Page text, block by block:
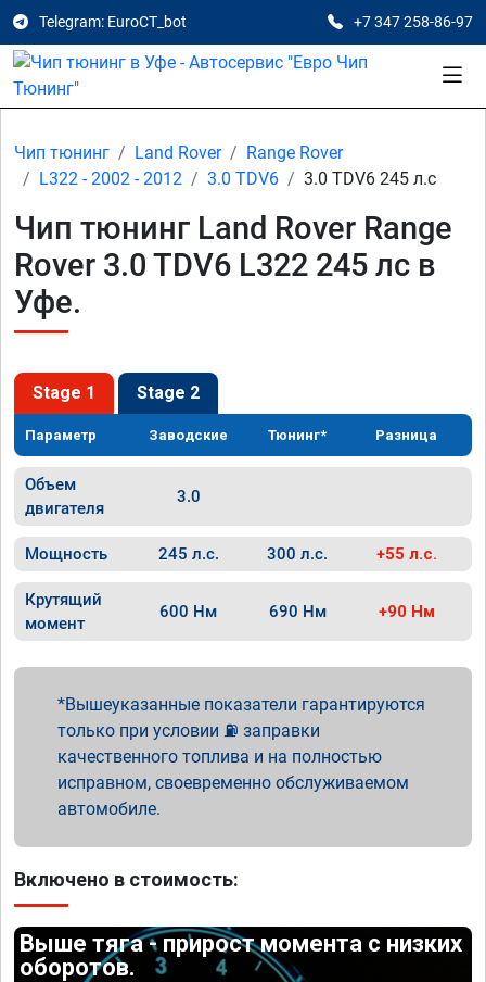
Telegram: EuroCT_bot +7 347 258-86-97
Чип тюнинг Land Rover
Range Rover
L322 - 2002 - 2012
3.0 TDV6 3.0 TDV6 245 л.с
Чип тюнинг Land Rover Range
Rover 3.0 TDV6 L322 245 лс в
Уфе.
Stage 1 Stage 2
Параметр Заводские Тюнинг* Разница
Объем
двигателя
3.0
Мощность 245 л.с. 300 л.с. +55 л.с.
Крутящий
момент
600 Нм 690 Нм +90 Нм
Вышеуказанные показатели гарантируются
только при условии ⛽ заправки
качественного топлива и на полностью
исправном, своевременно обслуживаемом
автомобиле.
Включено в стоимость:
Выше тяга - прирост момента с низких
оборотов.